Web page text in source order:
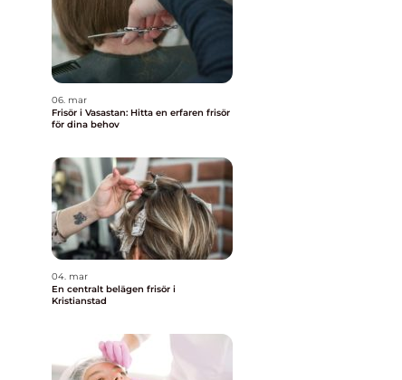
06. mar
Frisör i Vasastan: Hitta en erfaren frisör
för dina behov
04. mar
En centralt belägen frisör i
Kristianstad